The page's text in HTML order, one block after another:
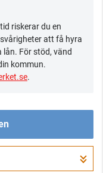
riskerar du en
att få hyra
För stöd, vänd
kommun.
.